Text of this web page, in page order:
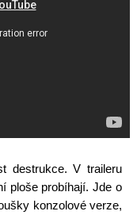
destrukce. V traileru
ploše probíhají. Jde o
konzolové verze,